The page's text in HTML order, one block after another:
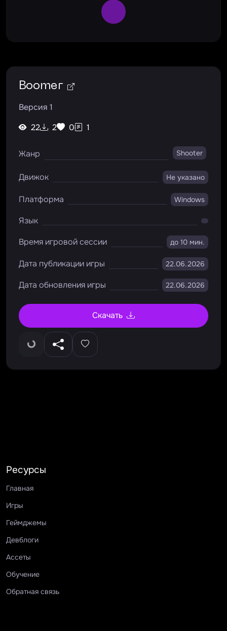
Large Spinner
Boomer
Версия 1
22
2 0 1
Жанр Shooter
Движок Не указано
Платформа Windows
Язык
Время игровой сессии
до 10 мин.
Дата публикации игры 22.06.2026
Дата обновления игры 22.06.2026
Скачать
Ресурсы
Главная
Игры
Геймджемы
Девблоги
Ассеты
Обучение
Обратная связь